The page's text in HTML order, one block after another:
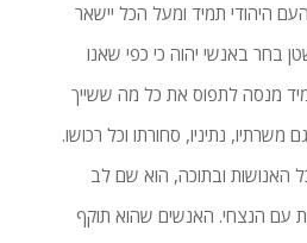
העם היהודי תמיד ומעל הכל יישאר
בחר באנשי יהוה כי כפי שאנו
מנסה לתפוס את כל מה ששייך
נתיניו, סחורתו וכל רכושו.
האנושות ובתוכה, הוא שם לב
עם הנצחי. האנשים שהוא תוקף